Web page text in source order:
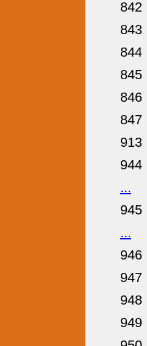
842
843
844
845
846
847
913
944
...
945
...
946
947
948
949